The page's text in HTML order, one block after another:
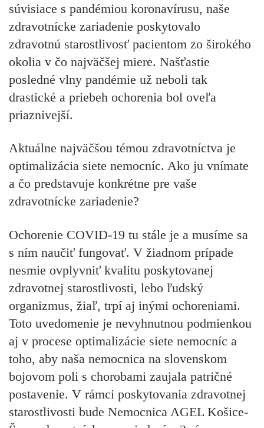
súvisiace s pandémiou koronavírusu, naše
zdravotnícke zariadenie poskytovalo
zdravotnú starostlivosť pacientom zo širokého
okolia v čo najväčšej miere. Našťastie
posledné vlny pandémie už neboli tak
drastické a priebeh ochorenia bol oveľa
priaznivejší.
Aktuálne najväčšou témou zdravotníctva je
optimalizácia siete nemocníc. Ako ju vnímate
a čo predstavuje konkrétne pre vaše
zdravotnícke zariadenie?
Ochorenie COVID-19 tu stále je a musíme sa
s ním naučiť fungovať. V žiadnom prípade
nesmie ovplyvniť kvalitu poskytovanej
zdravotnej starostlivosti, lebo ľudský
organizmus, žiaľ, trpí aj inými ochoreniami.
Toto uvedomenie je nevyhnutnou podmienkou
aj v procese optimalizácie siete nemocníc a
toho, aby naša nemocnica na slovenskom
bojovom poli s chorobami zaujala patričné
postavenie. V rámci poskytovania zdravotnej
starostlivosti bude Nemocnica AGEL Košice-